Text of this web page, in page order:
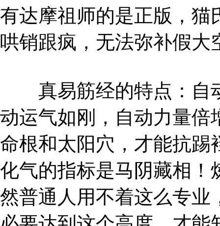
有达摩祖师的是正版，猫
哄销跟疯，无法弥补假大
真易筋经的特点：自
动运气如刚，自动力量倍
命根和太阳穴，才能抗踢
化气的指标是马阴藏相！
然普通人用不着这么专业